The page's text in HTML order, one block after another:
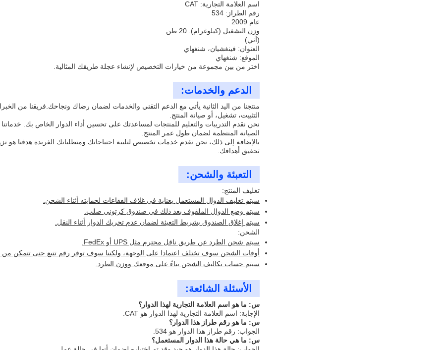
اسم العلامة التجارية: CAT
رقم الطراز: 534
عام 2009
وزن التشغيل (كيلوغرام): 20 طن
(آني)
العنوان: فينغشيان، شنغهاي
الموقع: شنغهاي
اختر من بين مجموعة من خيارات التخصيص لإنشاء عجلة طريقك المثالية.
الدعم والخدمات:
منتجنا من اليد الثانية يأتي مع الدعم التقني والخدمات لضمان رضاك ونجاحك.فريقنا من
التثبيت، تشغيل، أو صيانة المنتج.
نحن نقدم التدريبات والتعليم للمنتجات لمساعدتك على تحسين أداء الدوار الخاص بك.
الصيانة المنتظمة لضمان طول عمر المنتج.
بالإضافة إلى ذلك، نحن نقدم خدمات تخصيص لتلبية احتياجاتك ومتطلباتك الفريدة.هدفنا
تحقيق أهدافك.
التعبئة والشحن:
تغليف المنتج:
سيتم تغليف الدوال المستعمل بعناية في غلاف الفقاعات لحمايته أثناء الشحن.
سيتم وضع الدوال الملفوف بعد ذلك في صندوق كرتوني صلب.
سيتم إغلاق الصندوق بشريط التعبئة لضمان عدم تحريك الدوار أثناء النقل.
الشحن:
سيتم شحن الطرد عن طريق ناقل محترم مثل UPS أو FedEx.
أوقات الشحن سوف تختلف اعتمادا على الوجهة، ولكننا سوف توفر رقم تتبع حتى تتمكن من
سيتم حساب تكاليف الشحن بناءً على موقعك ووزن الطرد.
الأسئلة الشائعة:
س: ما هو اسم العلامة التجارية لهذا الدوار؟
الإجابة: اسم العلامة التجارية لهذا الدوار هو CAT.
س: ما هو رقم طراز هذا الدوار؟
الجواب: رقم طراز هذا الدوار هو 534.
س: ما هي حالة هذا الدوار المستعمل؟